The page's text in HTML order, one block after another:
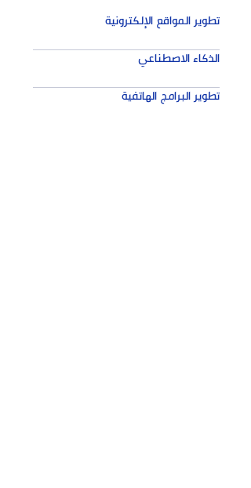
تطوير المواقع الإلكترونية
الذكاء الاصطناعي
تطوير البرامج الهاتفية